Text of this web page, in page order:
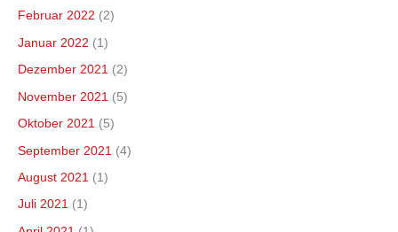
Februar 2022 (2)
Januar 2022 (1)
Dezember 2021 (2)
November 2021 (5)
Oktober 2021 (5)
September 2021 (4)
August 2021 (1)
Juli 2021 (1)